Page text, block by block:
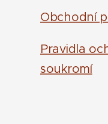
Obchodní
Pravidla
soukromí